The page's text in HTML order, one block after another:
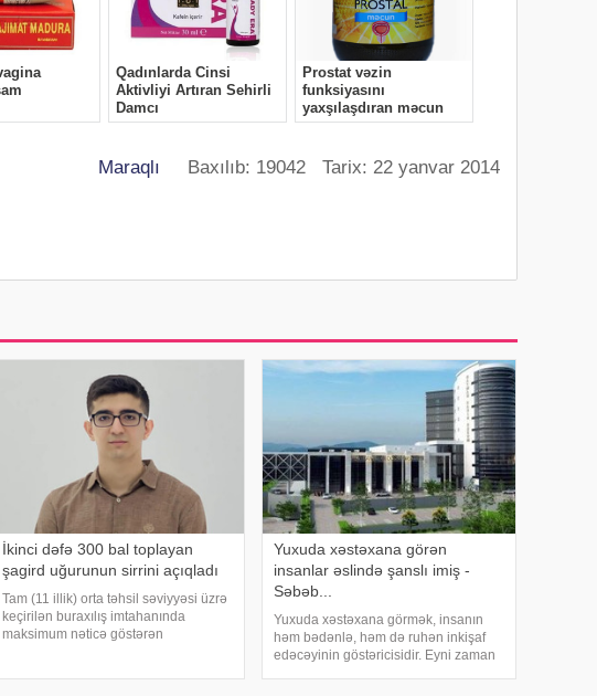
Maraqlı Baxılıb: 19042 Tarix: 22 yanvar 2014
İkinci dəfə 300 bal toplayan
şagird uğurunun sirrini açıqladı
Tam (11 illik) orta təhsil səviyyəsi üzrə
keçirilən buraxılış imtahanında
maksimum nəticə göstərən
Yuxuda xəstəxana görən
insanlar əslində şanslı imiş -
Səbəb...
Yuxuda xəstəxana görmək, insanın
həm bədənlə, həm də ruhən inkişaf
edəcəyinin göstəricisidir. Eyni zaman